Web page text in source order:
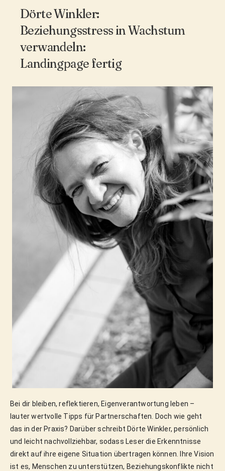
Dörte Winkler:
Beziehungsstress in Wachstum
verwandeln:
Landingpage fertig
Bei dir bleiben, reflektieren, Eigenverantwortung leben –
lauter wertvolle Tipps für Partnerschaften. Doch wie geht
das in der Praxis? Darüber schreibt Dörte Winkler, persönlich
und leicht nachvollziehbar, sodass Leser die Erkenntnisse
direkt auf ihre eigene Situation übertragen können. Ihre Vision
ist es, Menschen zu unterstützen, Beziehungskonflikte nicht